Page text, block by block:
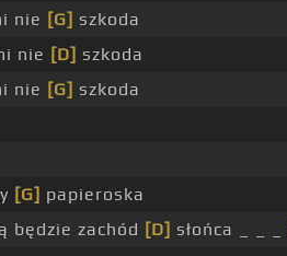
nie [G] szkoda
nie [D] szkoda
nie [G] szkoda
[G] papieroska
będzie zachód [D] słońca _ _ _